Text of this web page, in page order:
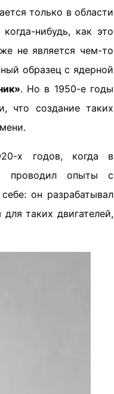
только в области
нибудь, как это
не является чем-то
образец с ядерной
. Но в 1950-е годы
что создание таких
х годов, когда в
проводил опыты с
он разрабатывал
таких двигателей,